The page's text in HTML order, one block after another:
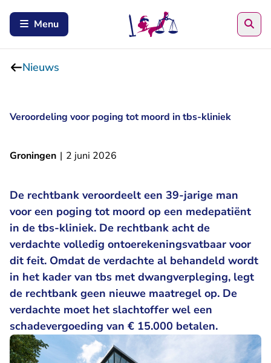
Menu
Nieuws
Veroordeling voor poging tot moord in tbs-kliniek
Groningen | 2 juni 2026
De rechtbank veroordeelt een 39-jarige man
voor een poging tot moord op een medepatiënt
in de tbs-kliniek. De rechtbank acht de
verdachte volledig ontoerekeningsvatbaar voor
dit feit. Omdat de verdachte al behandeld wordt
in het kader van tbs met dwangverpleging, legt
de rechtbank geen nieuwe maatregel op. De
verdachte moet het slachtoffer wel een
schadevergoeding van € 15.000 betalen.